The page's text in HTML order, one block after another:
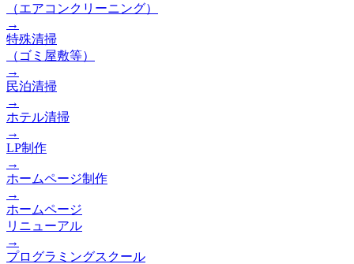
（エアコンクリーニング）
→
特殊清掃
（ゴミ屋敷等）
→
民泊清掃
→
ホテル清掃
→
LP制作
→
ホームページ制作
→
ホームページ
リニューアル
→
プログラミングスクール